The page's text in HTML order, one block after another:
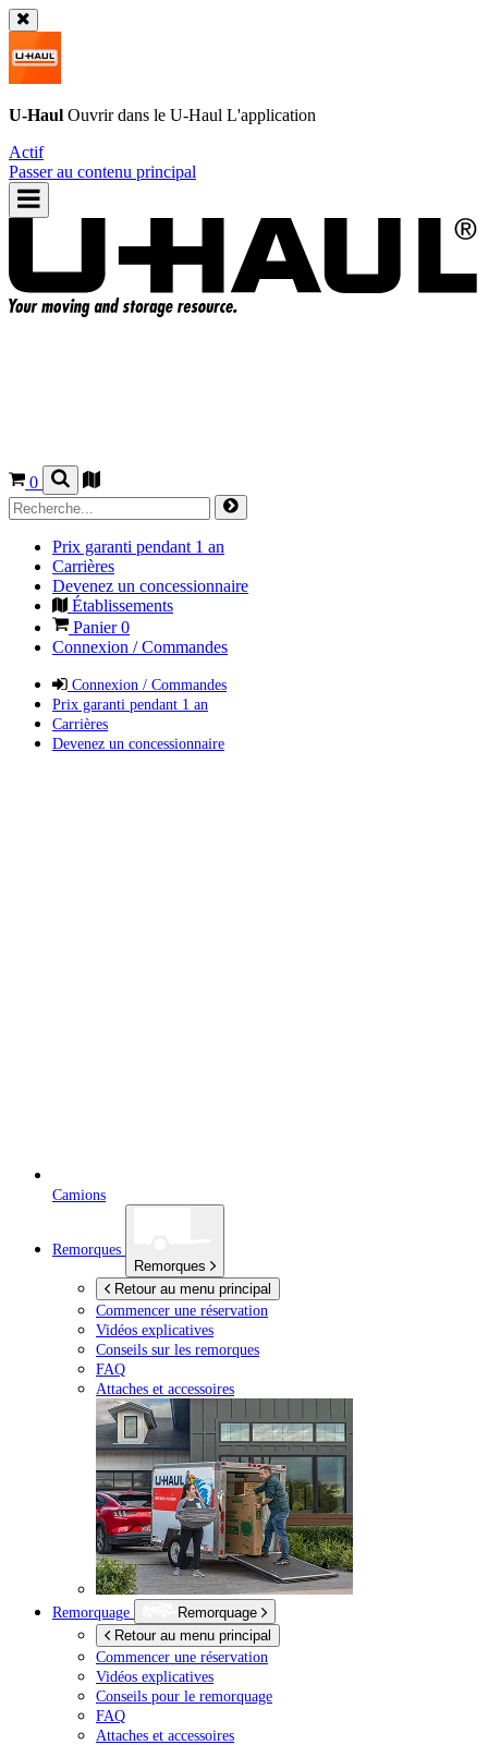
U-Haul Ouvrir dans le U-Haul L'application
Actif
Passer au contenu principal
0
Prix garanti pendant 1 an
Carrières
Devenez un concessionnaire
Établissements
Panier0
Connexion / Commandes
Connexion / Commandes
Prix garanti pendant 1 an
Carrières
Devenez un concessionnaire
Camions
Remorques
Remorques
Retour au menu principal
Commencer une réservation
Vidéos explicatives
Conseils sur les remorques
FAQ
Attaches et accessoires
Remorquage
Remorquage
Retour au menu principal
Commencer une réservation
Vidéos explicatives
Conseils pour le remorquage
FAQ
Attaches et accessoires